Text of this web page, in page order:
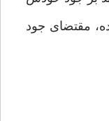
مقتضای جود